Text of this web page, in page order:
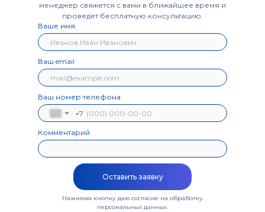
менеджер свяжется с вами в ближайшее время и
проведет бесплатную консультацию.
Нажимая кнопку даю согласие на обработку
персональных данных.
Ваше имя
Ваш email
Ваш номер телефона
+7
Комментарий
Оставить заявку